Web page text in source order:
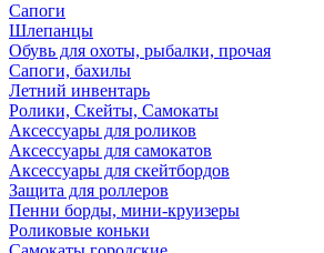
Сапоги
Шлепанцы
Обувь для охоты, рыбалки, прочая
Сапоги, бахилы
Летний инвентарь
Ролики, Скейты, Самокаты
Аксессуары для роликов
Аксессуары для самокатов
Аксессуары для скейтбордов
Защита для роллеров
Пенни борды, мини-круизеры
Роликовые коньки